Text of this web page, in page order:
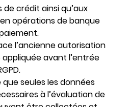
crédit ainsi qu’aux
opérations de banque
l’ancienne autorisation
avant l’entrée
que seules les données
à l’évaluation de